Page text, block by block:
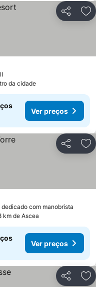
Partilhar
da cidade
Ver preços
Partilhar
com manobrista
km de Ascea
Ver preços
Partilhar